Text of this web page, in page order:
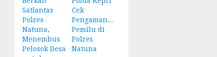
Satlantas
Polres
Natuna,
Menembus
Pelosok Desa
Cek
Pengamanan
Pemilu di
Polres
Natuna